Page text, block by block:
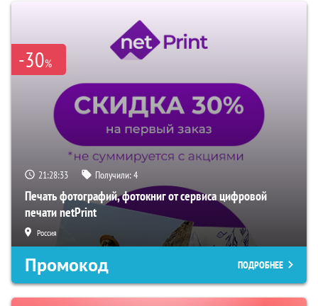
-30%
21:28:32 Получили:4
Печать фотографий, фотокниг от сервиса цифровой
печати netPrint
Россия
Промокод ПОДРОБНЕЕ